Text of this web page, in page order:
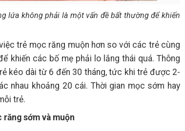
lứa không phải là một vấn đề bất thường để khiến
trẻ mọc răng muộn hơn so với các trẻ cùng
khiến các bố mẹ phải lo lắng thái quá. Thông
kéo dài từ 6 đến 30 tháng, tức khi trẻ được 2-
nhau khoảng 20 cái. Thời gian mọc sớm hay
trẻ.
sớm và muộn